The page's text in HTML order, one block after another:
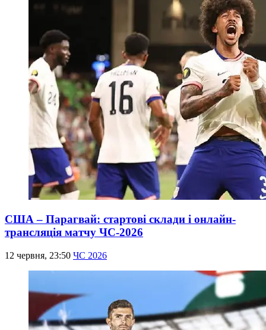
США – Парагвай: стартові склади і онлайн-
трансляція матчу ЧС-2026
12 червня, 23:50 ЧС 2026